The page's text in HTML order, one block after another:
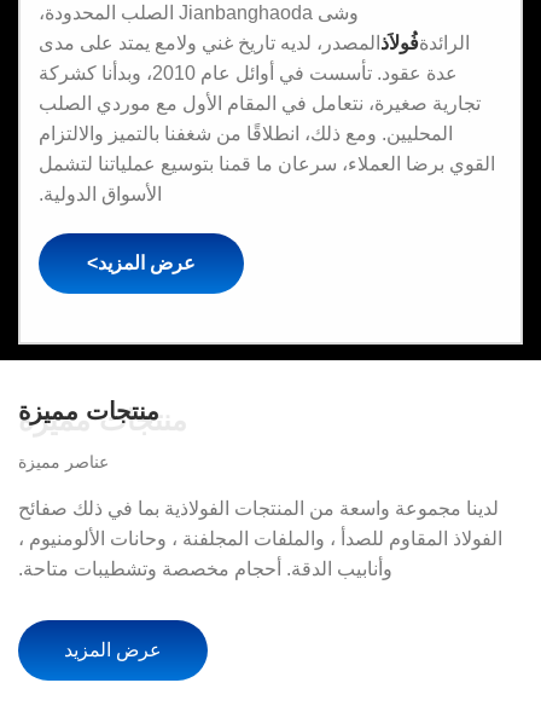
وشى Jianbanghaoda الصلب المحدودة،
الرائدةفُولاَذالمصدر، لديه تاريخ غني ولامع يمتد على مدى
عدة عقود. تأسست في أوائل عام 2010، وبدأنا كشركة
تجارية صغيرة، نتعامل في المقام الأول مع موردي الصلب
المحليين. ومع ذلك، انطلاقًا من شغفنا بالتميز والالتزام
القوي برضا العملاء، سرعان ما قمنا بتوسيع عملياتنا لتشمل
الأسواق الدولية.
عرض المزيد>
منتجات مميزة
منتجات مميزة
عناصر مميزة
لدينا مجموعة واسعة من المنتجات الفولاذية بما في ذلك صفائح
الفولاذ المقاوم للصدأ ، والملفات المجلفنة ، وحانات الألومنيوم ،
وأنابيب الدقة. أحجام مخصصة وتشطيبات متاحة.
عرض المزيد